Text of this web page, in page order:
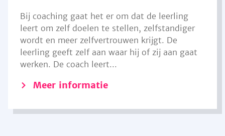
Bij coaching gaat het er om dat de leerling
leert om zelf doelen te stellen, zelfstandiger
wordt en meer zelfvertrouwen krijgt. De
leerling geeft zelf aan waar hij of zij aan gaat
werken. De coach leert...
Meer informatie